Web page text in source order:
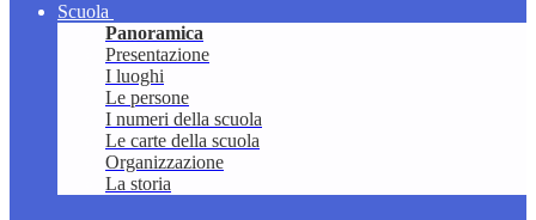
Scuola
Panoramica
Presentazione
I luoghi
Le persone
I numeri della scuola
Le carte della scuola
Organizzazione
La storia